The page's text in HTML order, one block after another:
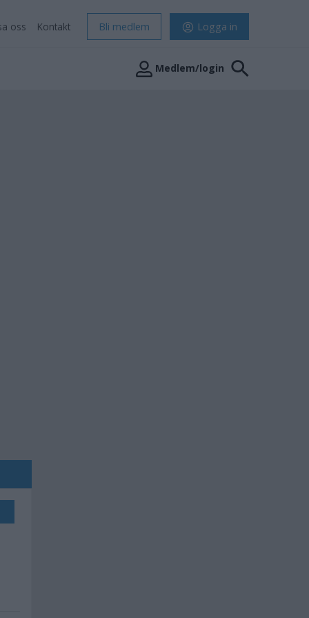
oss Kontakt Bli medlem Logga in
Medlem/login